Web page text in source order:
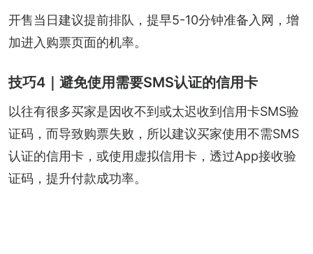
开售当日建议提前排队，提早5-10分钟准备入网，增
加进入购票页面的机率。
技巧4｜避免使用需要SMS认证的信用卡
以往有很多买家是因收不到或太迟收到信用卡SMS验
证码，而导致购票失败，所以建议买家使用不需SMS
认证的信用卡，或使用虚拟信用卡，透过App接收验
证码，提升付款成功率。